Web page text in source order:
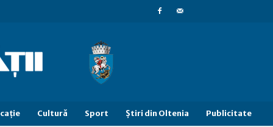
Cultură Sport Știri din Oltenia Publicitate